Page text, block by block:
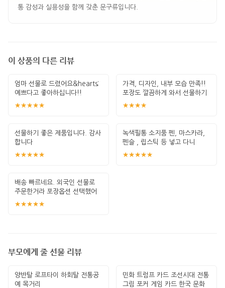
통 감성과 실용성을 함께 갖춘 문구류입니다.
이 상품의 다른 리뷰
엄마 선물로 드렸어요&hearts;️
예쁘다고 좋아하십니다!!
★★★★★
가격, 디자인, 내부 모습 만족!!
포장도 깔끔하게 와서 선물하기
좋네
★★★★
선물하기 좋은 제품입니다. 감사
합니다
★★★★★
녹색필통 소지품 펜, 마스카라,
펜슬 , 립스틱 등 넣고 다니
★★★★★
배송 빠르네요. 외국인 선물로
주문한거라 포장옵션 선택했어
요. 포장도 예
★★★★★
부모에게 줄 선물 리뷰
양반탈 로프타이 하회탈 전통공
예 목거리
민화 트럼프 카드 조선시대 전통
그림 포커 게임 카드 한국 문화